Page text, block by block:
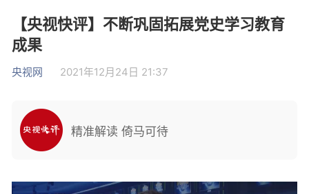
【央视快评】不断巩固拓展党史学习教育
成果
央视网 2021年12月24日 21:37
精准解读 倚马可待